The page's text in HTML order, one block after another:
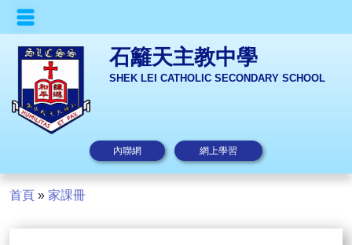
石籬天主教中學
SHEK LEI CATHOLIC SECONDARY SCHOOL
內聯網 網上學習
首頁 » 家課冊